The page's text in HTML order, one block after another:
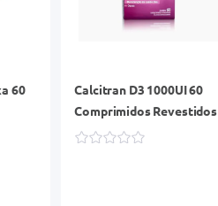
60
Calcitran D3 1000UI 60
Comprimidos Revestidos